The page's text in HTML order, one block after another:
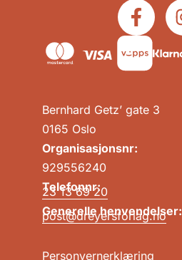
Bernhard Getz’ gate 3
0165 Oslo
Organisasjonsnr:
929556240
Telefonnr:
23 13 69 20
Generelle henvendelser:
post@dreyersforlag.no
Personvernerklæring